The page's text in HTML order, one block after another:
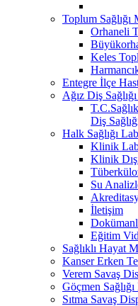
Toplum Sağlığı
Orhaneli
Keles
Entegre İlçe
Ağız Diş
Diş
Halk Sağlığı
Klinik
Klinik
Su
İletişim
Eğitim
Sağlıklı Hayat
Kanser Erken
Verem Savaş
Göçmen
Sıtma Savaş